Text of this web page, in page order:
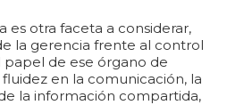
es otra faceta a considerar,
la gerencia frente al control
papel de ese órgano de
en la comunicación, la
la información compartida,